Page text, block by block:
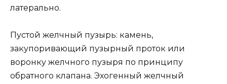
латерально.
Пустой желчный пузырь: камень,
закупоривающий пузырный проток или
воронку желчного пузыря по принципу
обратного клапана. Эхогенный желчный